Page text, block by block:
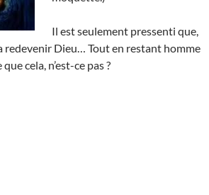
Il est seulement pressenti que,
redevenir Dieu… Tout en restant homme
cela, n’est-ce pas ?